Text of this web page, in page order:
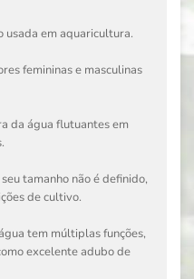
usada em aquaricultura.
femininas e masculinas
da água flutuantes em
tamanho não é definido,
de cultivo.
tem múltiplas funções,
excelente adubo de